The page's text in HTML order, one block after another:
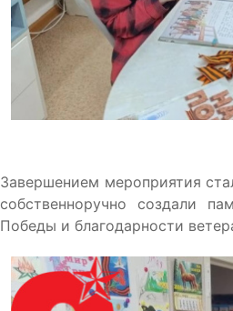
Шишкин лес
Завершением мероприятия
собственноручно создали
Победы и благодарности